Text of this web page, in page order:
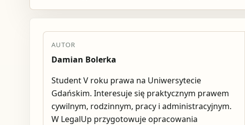
AUTOR
Damian Bolerka
Student V roku prawa na Uniwersytecie
Gdańskim. Interesuje się praktycznym prawem
cywilnym, rodzinnym, pracy i administracyjnym.
W LegalUp przygotowuje opracowania